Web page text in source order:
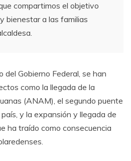
compartimos el objetivo
bienestar a las familias
del Gobierno Federal, se han
como la llegada de la
(ANAM), el segundo puente
y la expansión y llegada de
ha traído como consecuencia